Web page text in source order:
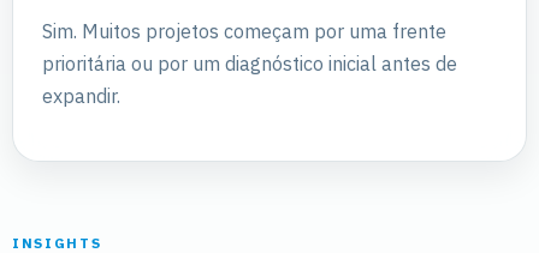
Sim. Muitos projetos começam por uma frente
prioritária ou por um diagnóstico inicial antes de
expandir.
INSIGHTS